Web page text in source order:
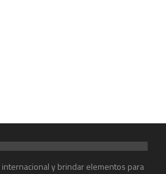
y brindar elementos para